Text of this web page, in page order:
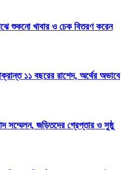
শুকনো খাবার ও চেক বিতরণ করেন
১১ বছরের রাশেদ, অর্থের অভাবে
সম্মেলন, জড়িতদের গ্রেপ্তার ও সুষ্ঠু